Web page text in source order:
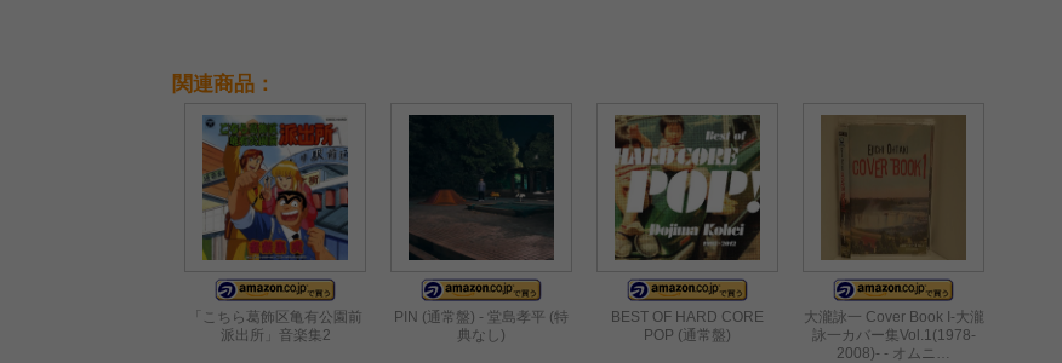
堂島孝平が出演
関連商品：
「こちら葛飾区亀有公園前
派出所」音楽集2
PIN (通常盤) - 堂島孝平 (特
典なし)
BEST OF HARD CORE
POP (通常盤)
大瀧詠一 Cover Book I-大瀧
詠一カバー集Vol.1(1978-
2008)- - オムニ…